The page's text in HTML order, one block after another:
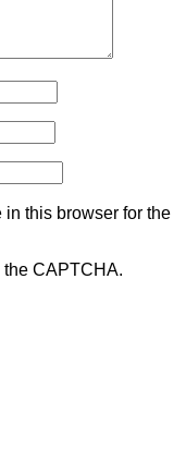
this browser for the
CAPTCHA.